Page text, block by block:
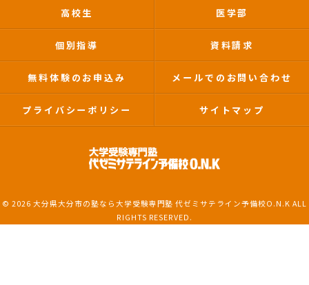
高校生 医学部
個別指導 資料請求
無料体験のお申込み メールでのお問い合わせ
プライバシーポリシー サイトマップ
© 2026 大分県大分市の塾なら大学受験専門塾 代ゼミサテライン予備校O.N.K ALL
RIGHTS RESERVED.